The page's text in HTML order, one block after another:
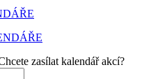
zasílat kalendář akcí?